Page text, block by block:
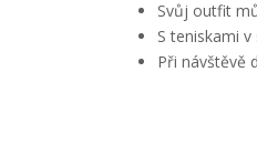
Svůj outfit
S teniskami
Při návštěvě